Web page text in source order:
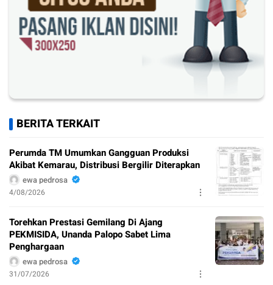
BERITA TERKAIT
Perumda TM Umumkan Gangguan Produksi
Akibat Kemarau, Distribusi Bergilir Diterapkan
ewa pedrosa
4/08/2026
Torehkan Prestasi Gemilang Di Ajang
PEKMISIDA, Unanda Palopo Sabet Lima
Penghargaan
ewa pedrosa
31/07/2026